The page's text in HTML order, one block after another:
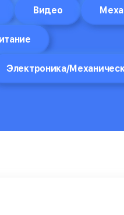
Видео
Электроника/